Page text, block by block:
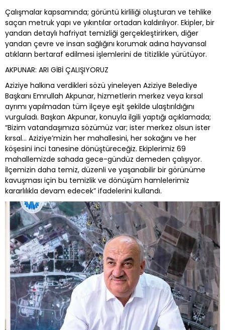
Çalışmalar kapsamında; görüntü kirliliği oluşturan ve tehlike
saçan metruk yapı ve yıkıntılar ortadan kaldırılıyor. Ekipler, bir
yandan detaylı hafriyat temizliği gerçekleştirirken, diğer
yandan çevre ve insan sağlığını korumak adına hayvansal
atıkların bertaraf edilmesi işlemlerini de titizlikle yürütüyor.
AKPUNAR: ARI GİBİ ÇALIŞIYORUZ
Aziziye halkına verdikleri sözü yineleyen Aziziye Belediye
Başkanı Emrullah Akpunar, hizmetlerin merkez veya kırsal
ayrımı yapılmadan tüm ilçeye eşit şekilde ulaştırıldığını
vurguladı. Başkan Akpunar, konuyla ilgili yaptığı açıklamada;
“Bizim vatandaşımıza sözümüz var; ister merkez olsun ister
kırsal... Aziziye’mizin her mahallesini, her sokağını ve her
köşesini inci tanesine dönüştüreceğiz. Ekiplerimiz 69
mahallemizde sahada gece-gündüz demeden çalışıyor.
İlçemizin daha temiz, düzenli ve yaşanabilir bir görünüme
kavuşması için bu temizlik ve dönüşüm hamlelerimiz
kararlılıkla devam edecek” ifadelerini kullandı.